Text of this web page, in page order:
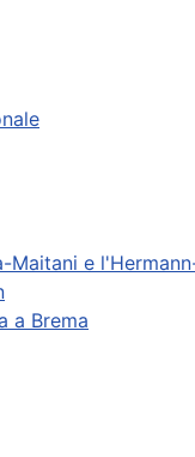
e
a Brema